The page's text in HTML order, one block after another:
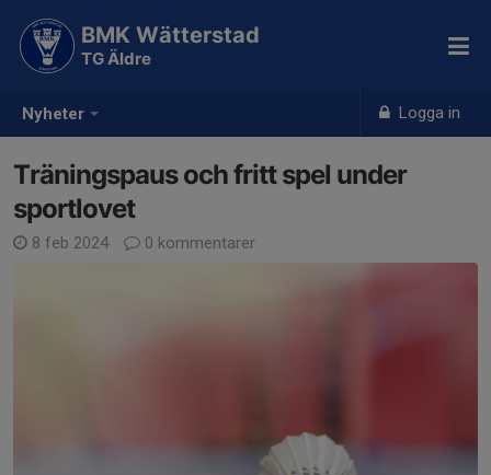
Nyheter Logga in
BMK Wätterstad
TG Äldre
Träningspaus och fritt spel under
sportlovet
8 feb 2024 0 kommentarer